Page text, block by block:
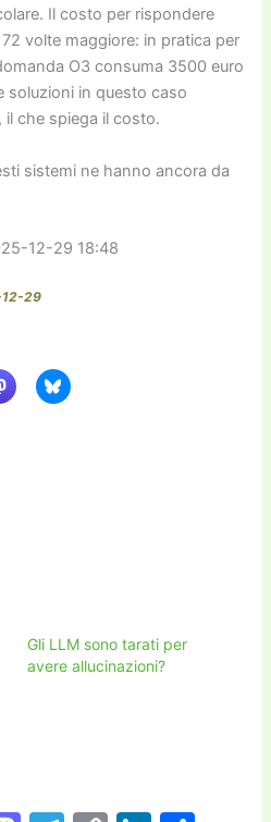
Il costo per rispondere
volte maggiore: in pratica per
O3 consuma 3500 euro
soluzioni in questo caso
che spiega il costo.
sistemi ne hanno ancora da
12-29 18:48
12-29
Gli LLM sono tarati per
avere allucinazioni?